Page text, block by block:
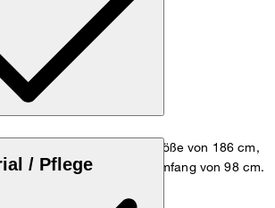
48 bei einer Körpergröße von 186 cm,
98 cm und einem Hüftumfang von 98 cm.
/ Pflege